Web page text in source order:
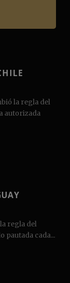
la regla del
autorizada
regla del
pautada cada...